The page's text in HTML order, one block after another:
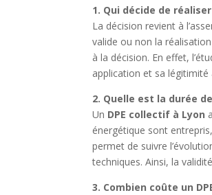
1. Qui décide de
La décision revient à
valide ou non la
à la décision. En effet,
application et sa légitimité
2. Quelle est la durée
Un DPE collectif à Lyon
énergétique sont
permet de suivre
techniques. Ainsi, la
3. Combien coûte un